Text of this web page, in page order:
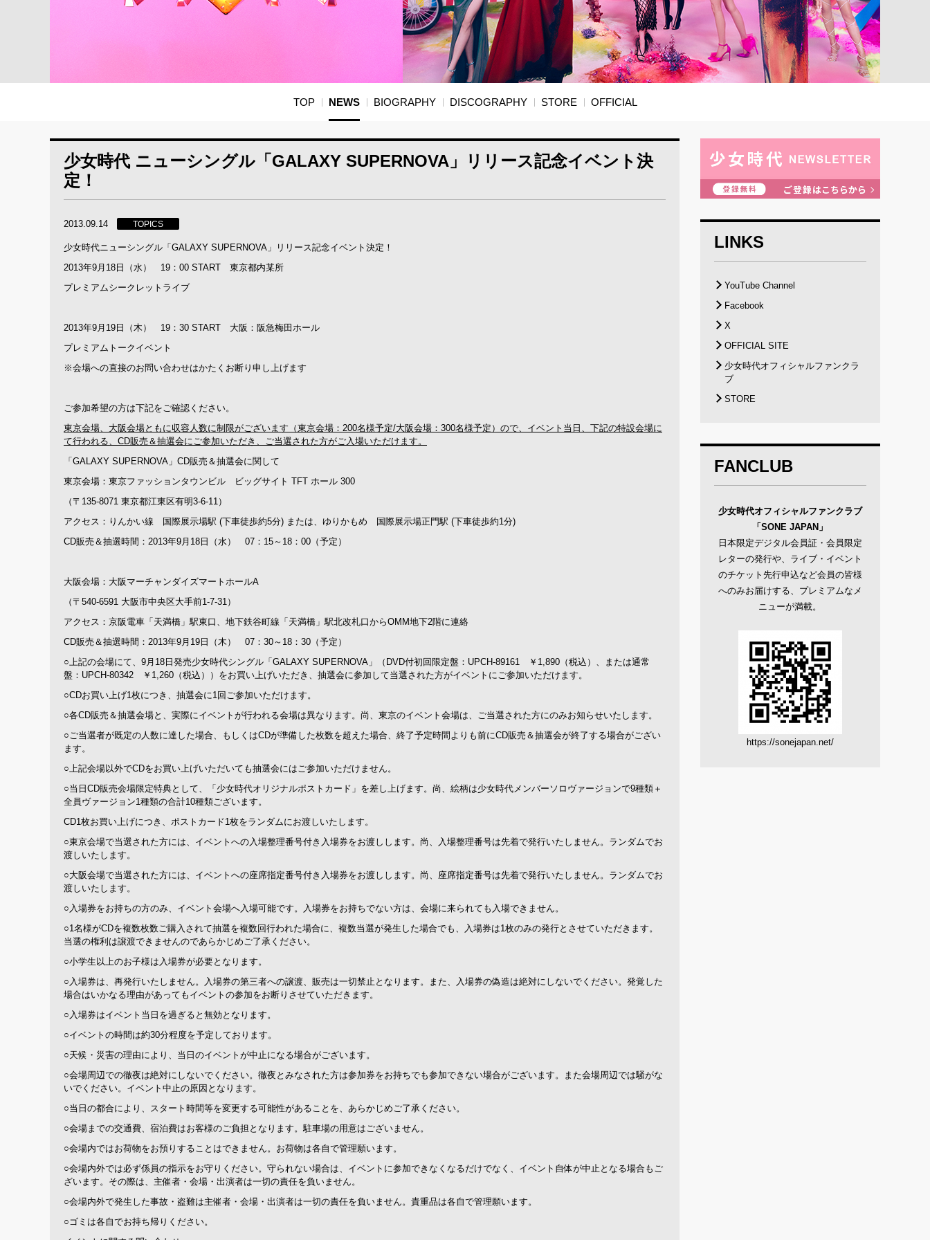
TOP NEWS BIOGRAPHY DISCOGRAPHY STORE OFFICIAL
少女時代 ニューシングル「GALAXY SUPERNOVA」リリース記念イベント決
定！
2013.09.14 TOPICS
少女時代ニューシングル「GALAXY SUPERNOVA」リリース記念イベント決定！
2013年9月18日（水） 19：00 START 東京都内某所
プレミアムシークレットライブ
2013年9月19日（木） 19：30 START 大阪：阪急梅田ホール
プレミアムトークイベント
※会場への直接のお問い合わせはかたくお断り申し上げます
ご参加希望の方は下記をご確認ください。
東京会場、大阪会場ともに収容人数に制限がございます（東京会場：200名様予定/大阪会場：300名様予定）ので、イベント当日、下記の特設会場に
て行われる、CD販売＆抽選会にご参加いただき、ご当選された方がご入場いただけます。
「GALAXY SUPERNOVA」CD販売＆抽選会に関して
東京会場：東京ファッションタウンビル ビッグサイト TFT ホール 300
（〒135-8071 東京都江東区有明3-6-11）
アクセス：りんかい線 国際展示場駅 (下車徒歩約5分) または、ゆりかもめ 国際展示場正門駅 (下車徒歩約1分)
CD販売＆抽選時間：2013年9月18日（水） 07：15～18：00（予定）
大阪会場：大阪マーチャンダイズマートホールA
（〒540-6591 大阪市中央区大手前1-7-31）
アクセス：京阪電車「天満橋」駅東口、地下鉄谷町線「天満橋」駅北改札口からOMM地下2階に連絡
CD販売＆抽選時間：2013年9月19日（木） 07：30～18：30（予定）
○上記の会場にて、9月18日発売少女時代シングル「GALAXY SUPERNOVA」（DVD付初回限定盤：UPCH-89161 ￥1,890（税込）、または通常
盤：UPCH-80342 ￥1,260（税込））をお買い上げいただき、抽選会に参加して当選された方がイベントにご参加いただけます。
○CDお買い上げ1枚につき、抽選会に1回ご参加いただけます。
○各CD販売＆抽選会場と、実際にイベントが行われる会場は異なります。尚、東京のイベント会場は、ご当選された方にのみお知らせいたします。
○ご当選者が既定の人数に達した場合、もしくはCDが準備した枚数を超えた場合、終了予定時間よりも前にCD販売＆抽選会が終了する場合がござい
ます。
○上記会場以外でCDをお買い上げいただいても抽選会にはご参加いただけません。
○当日CD販売会場限定特典として、「少女時代オリジナルポストカード」を差し上げます。尚、絵柄は少女時代メンバーソロヴァージョンで9種類＋
全員ヴァージョン1種類の合計10種類ございます。
CD1枚お買い上げにつき、ポストカード1枚をランダムにお渡しいたします。
○東京会場で当選された方には、イベントへの入場整理番号付き入場券をお渡しします。尚、入場整理番号は先着で発行いたしません。ランダムでお
渡しいたします。
○大阪会場で当選された方には、イベントへの座席指定番号付き入場券をお渡しします。尚、座席指定番号は先着で発行いたしません。ランダムでお
渡しいたします。
○入場券をお持ちの方のみ、イベント会場へ入場可能です。入場券をお持ちでない方は、会場に来られても入場できません。
○1名様がCDを複数枚数ご購入されて抽選を複数回行われた場合に、複数当選が発生した場合でも、入場券は1枚のみの発行とさせていただきます。
当選の権利は譲渡できませんのであらかじめご了承ください。
○小学生以上のお子様は入場券が必要となります。
○入場券は、再発行いたしません。入場券の第三者への譲渡、販売は一切禁止となります。また、入場券の偽造は絶対にしないでください。発覚した
場合はいかなる理由があってもイベントの参加をお断りさせていただきます。
○入場券はイベント当日を過ぎると無効となります。
○イベントの時間は約30分程度を予定しております。
○天候・災害の理由により、当日のイベントが中止になる場合がございます。
○会場周辺での徹夜は絶対にしないでください。徹夜とみなされた方は参加券をお持ちでも参加できない場合がございます。また会場周辺では騒がな
いでください。イベント中止の原因となります。
○当日の都合により、スタート時間等を変更する可能性があることを、あらかじめご了承ください。
○会場までの交通費、宿泊費はお客様のご負担となります。駐車場の用意はございません。
○会場内ではお荷物をお預りすることはできません。お荷物は各自で管理願います。
○会場内外では必ず係員の指示をお守りください。守られない場合は、イベントに参加できなくなるだけでなく、イベント自体が中止となる場合もご
ざいます。その際は、主催者・会場・出演者は一切の責任を負いません。
○会場内外で発生した事故・盗難は主催者・会場・出演者は一切の責任を負いません。貴重品は各自で管理願います。
○ゴミは各自でお持ち帰りください。
LINKS
YouTube Channel
Facebook
X
OFFICIAL SITE
少女時代オフィシャルファンクラ
ブ
STORE
FANCLUB
少女時代オフィシャルファンクラブ
「SONE JAPAN」
⽇本限定デジタル会員証・会員限定
レターの発行や、ライブ・イベント
のチケット先行申込など会員の皆様
へのみお届けする、プレミアムなメ
ニューが満載。
https://sonejapan.net/